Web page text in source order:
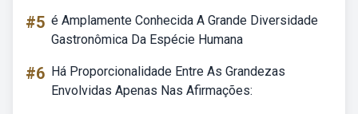
#5 é Amplamente Conhecida A Grande Diversidade
Gastronômica Da Espécie Humana
#6 Há Proporcionalidade Entre As Grandezas
Envolvidas Apenas Nas Afirmações: